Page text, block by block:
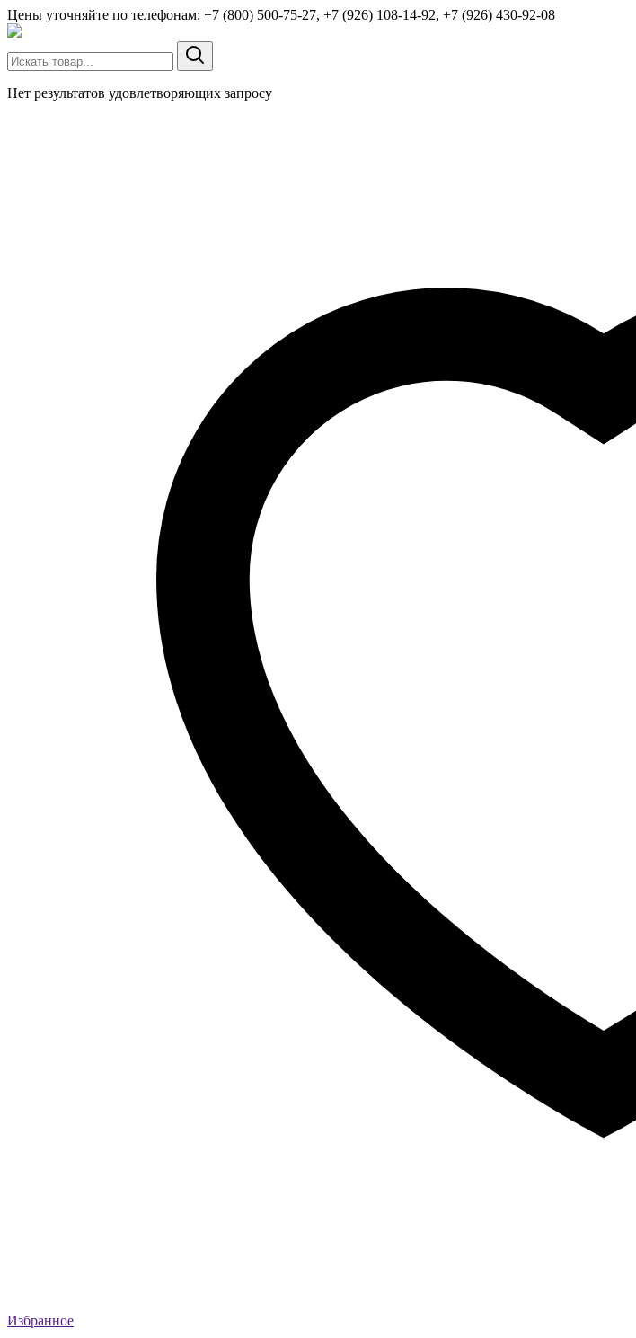
Цены уточняйте по телефонам: +7 (800) 500-75-27, +7 (926) 108-14-92, +7 (926) 430-92-08
Нет результатов удовлетворяющих запросу
Избранное